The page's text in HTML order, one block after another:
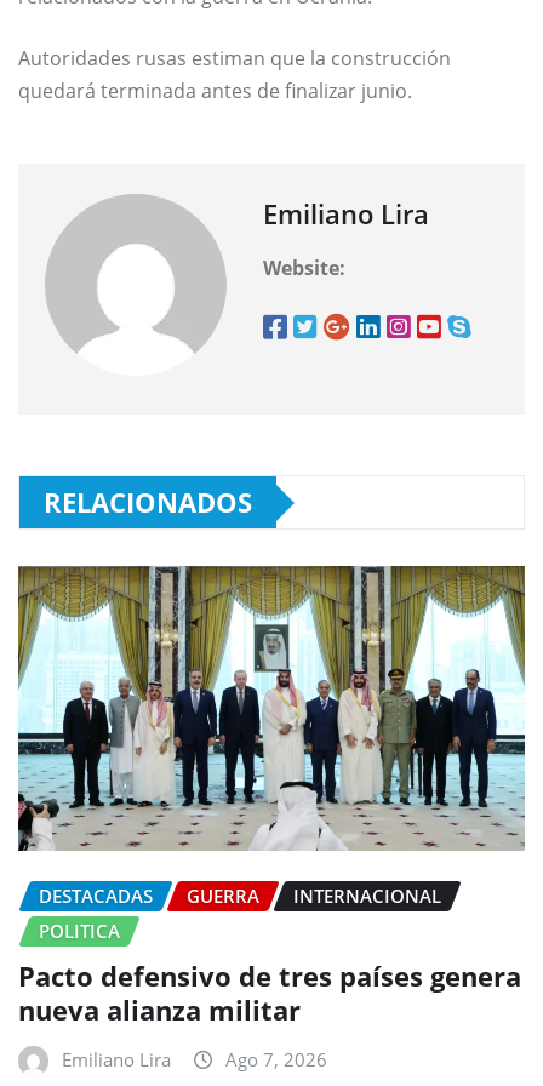
Autoridades rusas estiman que la construcción
quedará terminada antes de finalizar junio.
Emiliano Lira
Website:
RELACIONADOS
DESTACADAS GUERRA
INTERNACIONAL
POLITICA
Pacto defensivo de tres países genera
nueva alianza militar
Emiliano Lira Ago 7, 2026